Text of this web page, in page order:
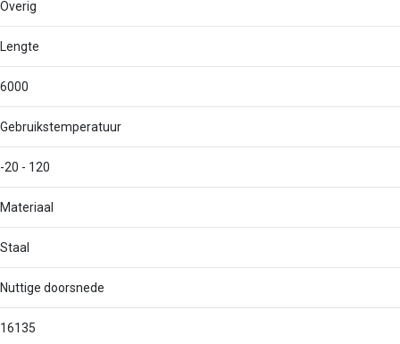
Overig
Lengte
6000
Gebruikstemperatuur
-20 - 120
Materiaal
Staal
Nuttige doorsnede
16135